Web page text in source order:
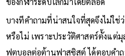
บางทีคำถามที่น่าสนใจที่สุดจึงไม่ใช่ว่
หรือไม่ เพราะประวัติศาสตร์ตั้งแต่
ฟุตบอลต่อต้านฟาสซิสต์ ได้ตอบคำ